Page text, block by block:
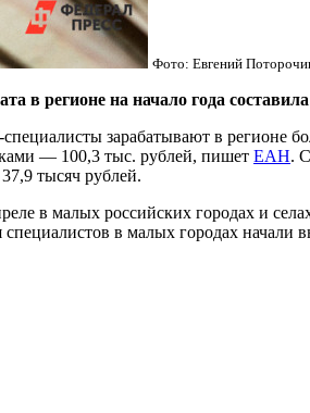
Фото: Евгений
на начало года составила
зарабатывают в регионе
— 100,3 тыс. рублей, пишет ЕАН.
тысяч рублей.
в малых российских городах и
в малых городах начали